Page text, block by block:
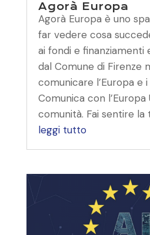
Agorà Europa
Agorà Europa è uno
far vedere cosa
ai fondi e finanziamenti
dal Comune di Firenze
comunicare l’Europa e i
Comunica con l’Europa
comunità. Fai sentire la
leggi tutto